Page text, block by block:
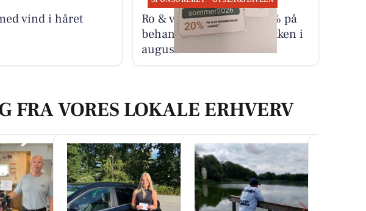
vind i håret
Ro & velvære tilbyder 20% på
behandling for ondt i nakken i
august
FRA VORES LOKALE ERHVERV